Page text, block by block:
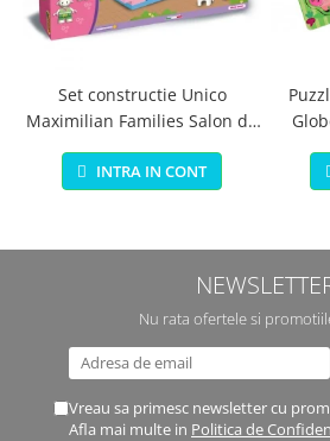
Set constructie Unico
Maximilian Families Salon de
INTRA IN CONT
Nu rata ofertele si
Vreau sa primesc newsletter cu
Afla mai multe in Politica de